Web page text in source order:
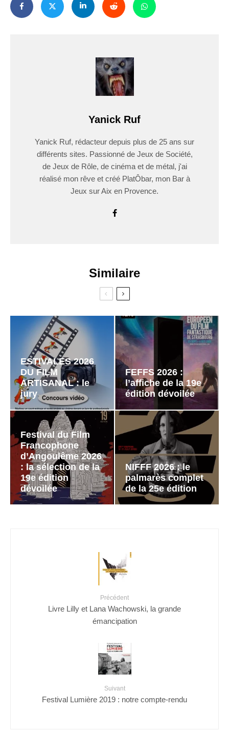
Yanick Ruf
Yanick Ruf, rédacteur depuis plus de 25 ans sur
différents sites. Passionné de Jeux de Société,
de Jeux de Rôle, de cinéma et de métal, j'ai
réalisé mon rêve et créé PlatÔbar, mon Bar à
Jeux sur Aix en Provence.
Similaire
ESTIVALES 2026
DU FILM
ARTISANAL : le
jury
FEFFS 2026 :
l’affiche de la 19e
édition dévoilée
Festival du Film
Francophone
d’Angoulême 2026
: la sélection de la
19e édition
dévoilée
NIFFF 2026 : le
palmarès complet
de la 25e édition
Précédent
Livre Lilly et Lana Wachowski, la grande
émancipation
Suivant
Festival Lumière 2019 : notre compte-rendu